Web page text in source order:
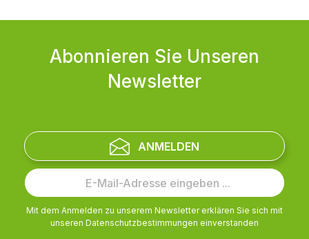
Abonnieren Sie Unseren
Newsletter
ANMELDEN
Mit dem Anmelden zu unserem Newsletter erklären Sie sich mit
unseren Datenschutzbestimmungen einverstanden